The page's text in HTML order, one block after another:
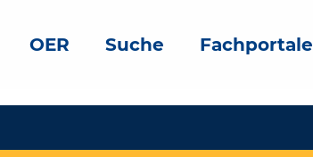
OER Suche Fachportale